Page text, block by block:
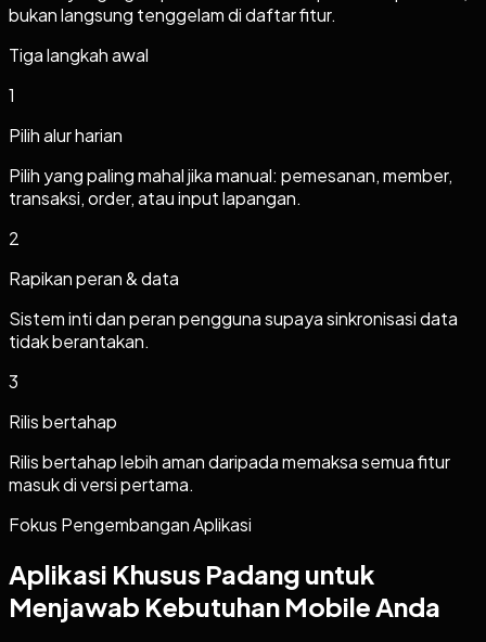
bukan langsung tenggelam di daftar fitur.
Tiga langkah awal
1
Pilih alur harian
Pilih yang paling mahal jika manual: pemesanan, member,
transaksi, order, atau input lapangan.
2
Rapikan peran & data
Sistem inti dan peran pengguna supaya sinkronisasi data
tidak berantakan.
3
Rilis bertahap
Rilis bertahap lebih aman daripada memaksa semua fitur
masuk di versi pertama.
Fokus Pengembangan Aplikasi
Aplikasi Khusus Padang untuk
Menjawab Kebutuhan Mobile Anda